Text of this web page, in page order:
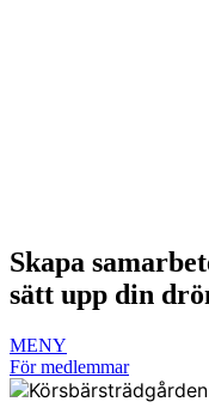
Skapa
sätt upp din
MENY
För medlemmar